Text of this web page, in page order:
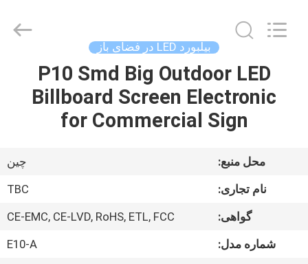
محصولات
نمایش
دربارهی
Creation
Limited.
بیلبورد LED در فضای باز
P10 Smd Big Outdoor LED
Billboard Screen Electronic
for Commercial Sign
محل منبع:
چین
نام تجاری:
TBC
گواهی:
CE-EMC, CE-LVD, RoHS, ETL, FCC
شماره مدل:
E10-A